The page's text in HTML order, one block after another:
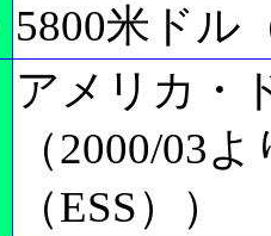
5800米ドル
アメリカ・
（2000/03
（ESS））